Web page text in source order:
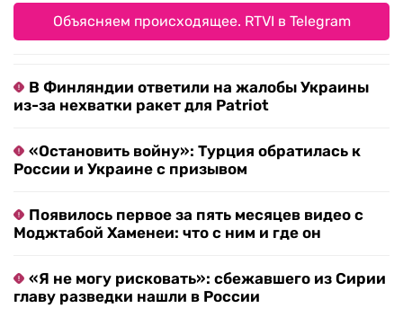
Объясняем происходящее. RTVI в Telegram
В Финляндии ответили на жалобы Украины
из-за нехватки ракет для Patriot
«Остановить войну»: Турция обратилась к
России и Украине с призывом
Появилось первое за пять месяцев видео с
Моджтабой Хаменеи: что с ним и где он
«Я не могу рисковать»: сбежавшего из Сирии
главу разведки нашли в России